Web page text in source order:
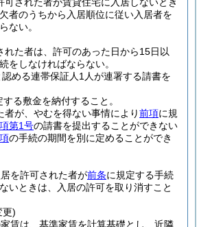
者のうちから入居順位に従い入居者を
ない。
れた者は、許可のあった日から15日以
をしなければならない。
める連帯保証人1人が連署する請書を
する敷金を納付すること。
者が、やむを得ない事情により前項に規
第1号の請書を提出することができない
の手続の期間を別に定めることができ
を許可された者が前条に規定する手続
いときは、入居の許可を取り消すこと
更)
賃は、基準家賃を計算基礎とし、近隣